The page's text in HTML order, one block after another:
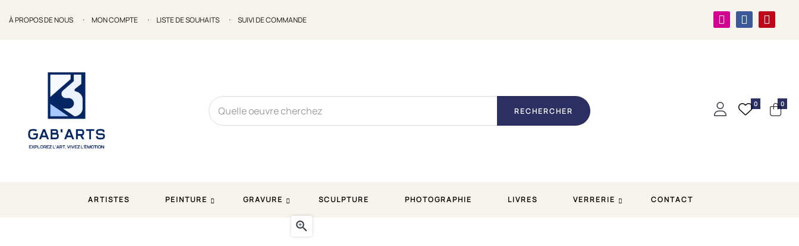
À PROPOS DE NOUS MON COMPTE LISTE DE SOUHAITS SUIVI DE COMMANDE
RECHERCHER
0 0
ARTISTES PEINTURE GRAVURE SCULPTURE PHOTOGRAPHIE LIVRES VERRERIE CONTACT
La diva. 2005. Huile sur toile de Richard Lenetsky
